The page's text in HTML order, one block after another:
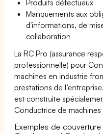
Produits défectueux
Manquements aux
d'informations, de
collaboration
La RC Pro (assurance
professionnelle) pour
machines en industrie
prestations de
est construite
Conductrice de
Exemples de